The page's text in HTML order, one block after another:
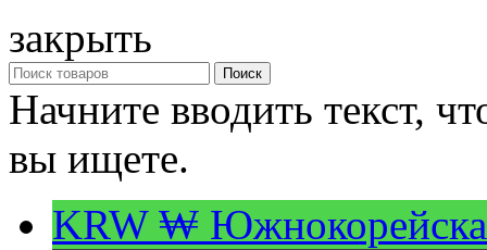
закрыть
Поиск
Начните вводить текст,
вы ищете.
KRW ₩